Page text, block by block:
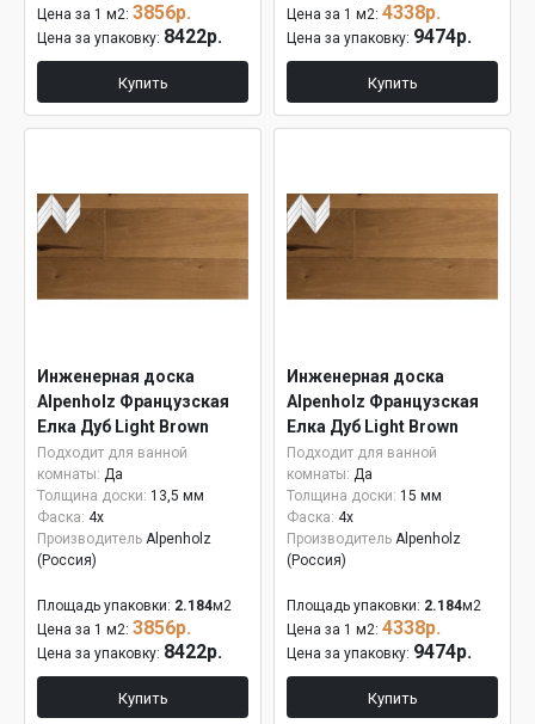
Цена за 1 м2: 3856р.
Цена за упаковку: 8422р.
Купить
Цена за 1 м2: 4338р.
Цена за упаковку: 9474р.
Купить
Инженерная доска
Alpenholz Французская
Елка Дуб Light Brown
Подходит для ванной
комнаты: Да
Толщина доски: 13,5 мм
Фаска: 4x
Производитель Alpenholz
(Россия)
Площадь упаковки: 2.184м2
Цена за 1 м2: 3856р.
Цена за упаковку: 8422р.
Купить
Инженерная доска
Alpenholz Французская
Елка Дуб Light Brown
15мм
Подходит для ванной
комнаты: Да
Толщина доски: 15 мм
Фаска: 4x
Производитель Alpenholz
(Россия)
Площадь упаковки: 2.184м2
Цена за 1 м2: 4338р.
Цена за упаковку: 9474р.
Купить